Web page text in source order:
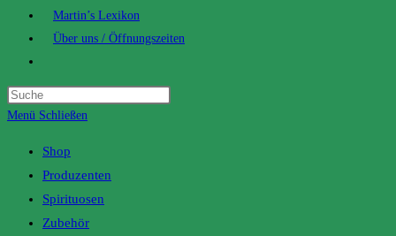
Martin’s Lexikon
Über uns / Öffnungszeiten
website
search
Menü Schließen
Shop
Produzenten
Spirituosen
Zubehör